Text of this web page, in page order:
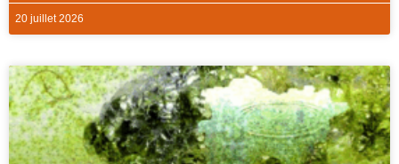
20 juillet 2026